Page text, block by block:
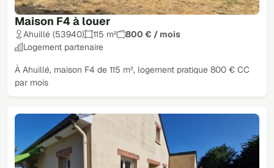
Maison F4 à louer
Ahuillé (53940) 115 m²
800 € / mois
Logement partenaire
À Ahuillé, maison F4 de 115 m², logement pratique 800 € CC
par mois